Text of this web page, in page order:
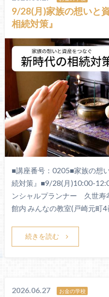
9/28(月)家族の想いと
相続対策』
■講座番号：0205■家族の想
続対策』■9/28(月)10:00-
ンシャルプランナー 久世寿
館内 みんなの教室(戸崎元町
続きを読む
2026.06.27 お金の学校